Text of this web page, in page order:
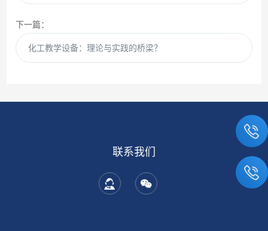
下一篇：
化工教学设备：理论与实践的桥梁？
联系我们